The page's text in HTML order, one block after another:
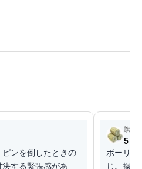
ンを倒したときの
する緊張感があ
旗本
5
ボーリン
じ。操